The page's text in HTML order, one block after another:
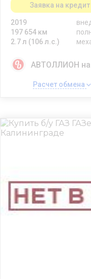
2019
197 654 км
2.7 л (106 л.с.)
Заявка на кредит
АВТОЛЛИОН на
Расчет обмена